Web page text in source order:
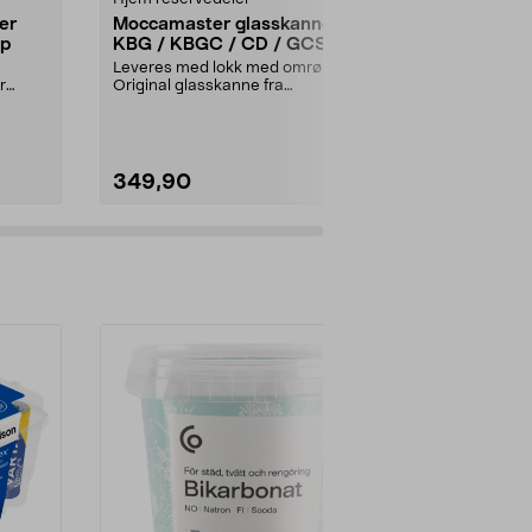
Moccamaster glasskanne
KBG / KBGC / CD / GCS,
1,25 liter
Leveres med lokk med omrører.
Original glasskanne fra
349,90